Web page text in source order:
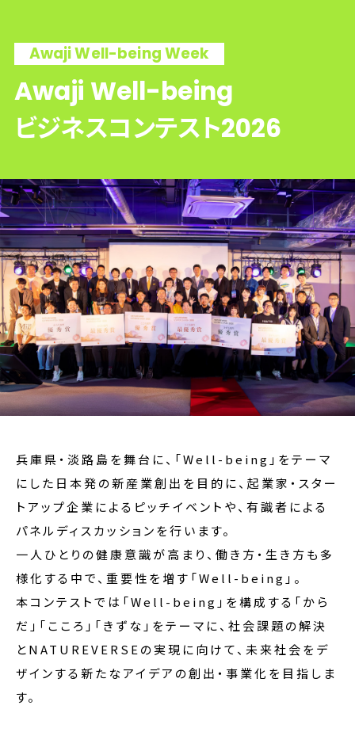
Awaji Well-being Week
Awaji Well-being
ビジネスコンテスト2026
兵庫県・淡路島を舞台に、「Well-being」をテーマ
にした日本発の新産業創出を目的に、起業家・スター
トアップ企業によるピッチイベントや、有識者による
パネルディスカッションを行います。
一人ひとりの健康意識が高まり、働き方・生き方も多
様化する中で、重要性を増す「Well-being」。
本コンテストでは「Well-being」を構成する「から
だ」「こころ」「きずな」をテーマに、社会課題の解決
とNATUREVERSEの実現に向けて、未来社会をデ
ザインする新たなアイデアの創出・事業化を目指しま
す。